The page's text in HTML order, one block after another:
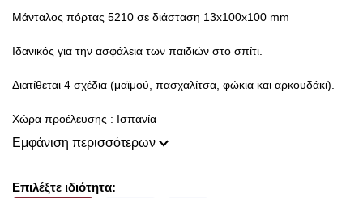
Μάνταλος πόρτας 5210 σε διάσταση 13x100x100 mm
Ιδανικός για την ασφάλεια των παιδιών στο σπίτι.
Διατίθεται 4 σχέδια (μαϊμού, πασχαλίτσα, φώκια και αρκουδάκι).
Χώρα προέλευσης : Ισπανία
Εμφάνιση περισσότερων
Επιλέξτε ιδιότητα: